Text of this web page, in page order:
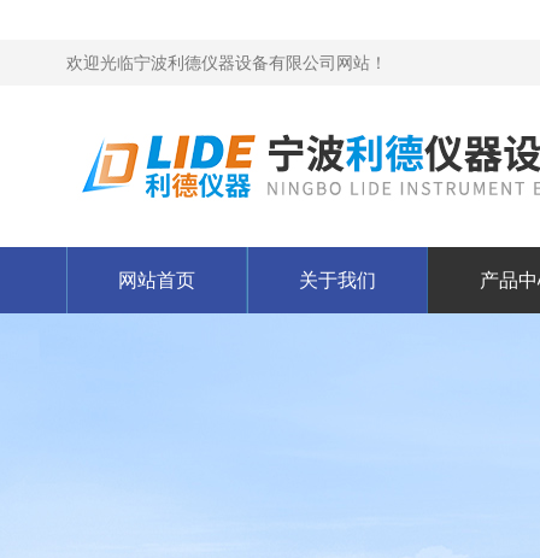
欢迎光临宁波利德仪器设备有限公司网站！
网站首页 关于我们 产品